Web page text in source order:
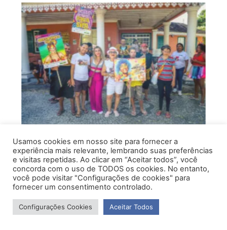
Usamos cookies em nosso site para fornecer a
experiência mais relevante, lembrando suas preferências
e visitas repetidas. Ao clicar em “Aceitar todos”, você
concorda com o uso de TODOS os cookies. No entanto,
você pode visitar "Configurações de cookies" para
fornecer um consentimento controlado.
Configurações Cookies Aceitar Todos